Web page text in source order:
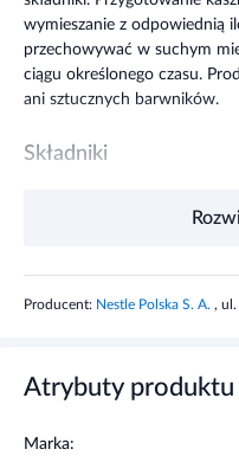
wymieszanie z odpowiednią
przechowywać w suchym
ciągu określonego czasu.
ani sztucznych barwników.
Składniki
Mąka ryżowa 46%, mleko
[odtłuszczone mleko w
maltodekstryna, emulgator:
potasu), naturalny aromat
Producent: Nestle Polska S. A. ,
Atrybuty produktu
Marka: